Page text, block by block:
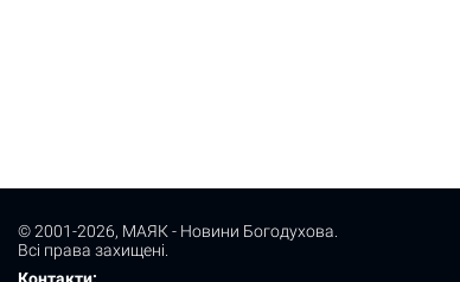
© 2001-2026, МАЯК - Новини Богодухова.
Всі права захищені.